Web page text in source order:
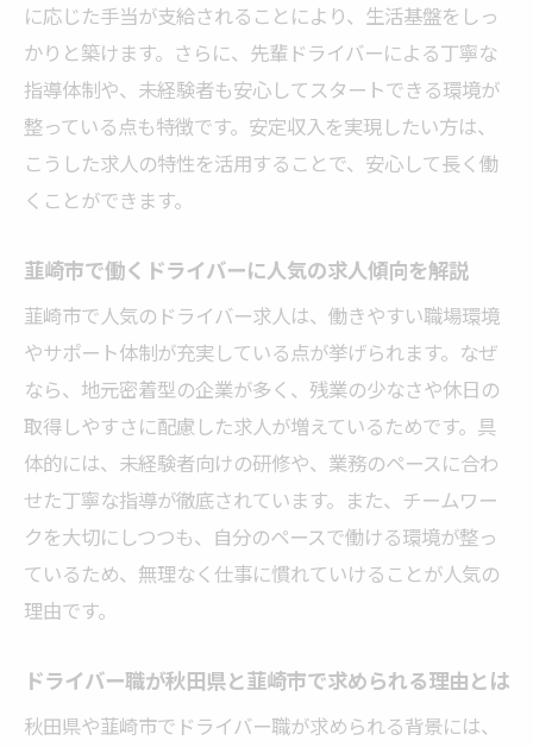
ツ
ドライバー経験者が語る求人の見極めポイ
ント
応募前に確認したいドライバー職の職場環
境
安定収入に直結するドライバー求人の条件
とは
を紹介
現場目線で考えるドライバー求人の選択基
未経験から始めるドライバー転職成功の秘訣
未経験でも安心のドライバー求人サポート
体制
ドライバー職未経験者が知っておきたい準
研修制度充実のドライバー求人が人気の理
由
に応じた手当が支給されることにより、生活基盤をしっ
かりと築けます。さらに、先輩ドライバーによる丁寧な
指導体制や、未経験者も安心してスタートできる環境が
整っている点も特徴です。安定収入を実現したい方は、
こうした求人の特性を活用することで、安心して長く働
くことができます。
韮崎市で働くドライバーに人気の求人傾向を解説
韮崎市で人気のドライバー求人は、働きやすい職場環境
やサポート体制が充実している点が挙げられます。なぜ
なら、地元密着型の企業が多く、残業の少なさや休日の
取得しやすさに配慮した求人が増えているためです。具
体的には、未経験者向けの研修や、業務のペースに合わ
せた丁寧な指導が徹底されています。また、チームワー
クを大切にしつつも、自分のペースで働ける環境が整っ
ているため、無理なく仕事に慣れていけることが人気の
理由です。
ドライバー職が秋田県と韮崎市で求められる理由とは
秋田県や韮崎市でドライバー職が求められる背景には、